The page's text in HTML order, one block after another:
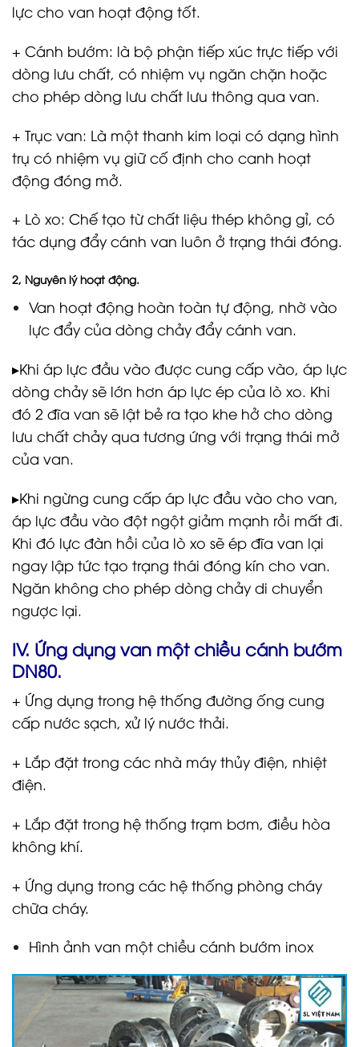
lực cho van hoạt động tốt.
+ Cánh bướm: là bộ phận tiếp xúc trực tiếp với
dòng lưu chất, có nhiệm vụ ngăn chặn hoặc
cho phép dòng lưu chất lưu thông qua van.
+ Trục van: Là một thanh kim loại có dạng hình
trụ có nhiệm vụ giữ cố định cho canh hoạt
động đóng mở.
+ Lò xo: Chế tạo từ chất liệu thép không gỉ, có
tác dụng đẩy cánh van luôn ở trạng thái đóng.
2, Nguyên lý hoạt động.
Van hoạt động hoàn toàn tự động, nhờ vào
lực đẩy của dòng chảy đẩy cánh van.
▸Khi áp lực đầu vào được cung cấp vào, áp lực
dòng chảy sẽ lớn hơn áp lực ép của lò xo. Khi
đó 2 đĩa van sẽ lật bẻ ra tạo khe hở cho dòng
lưu chất chảy qua tương ứng với trạng thái mở
của van.
▸Khi ngừng cung cấp áp lực đầu vào cho van,
áp lực đầu vào đột ngột giảm mạnh rồi mất đi.
Khi đó lực đàn hồi của lò xo sẽ ép đĩa van lại
ngay lập tức tạo trạng thái đóng kín cho van.
Ngăn không cho phép dòng chảy di chuyển
ngược lại.
IV. Ứng dụng van một chiều cánh bướm
DN80.
+ Ứng dụng trong hệ thống đường ống cung
cấp nước sạch, xử lý nước thải.
+ Lắp đặt trong các nhà máy thủy điện, nhiệt
điện.
+ Lắp đặt trong hệ thống trạm bơm, điều hòa
không khí.
+ Ứng dụng trong các hệ thống phòng cháy
chữa cháy.
Hình ảnh van một chiều cánh bướm inox